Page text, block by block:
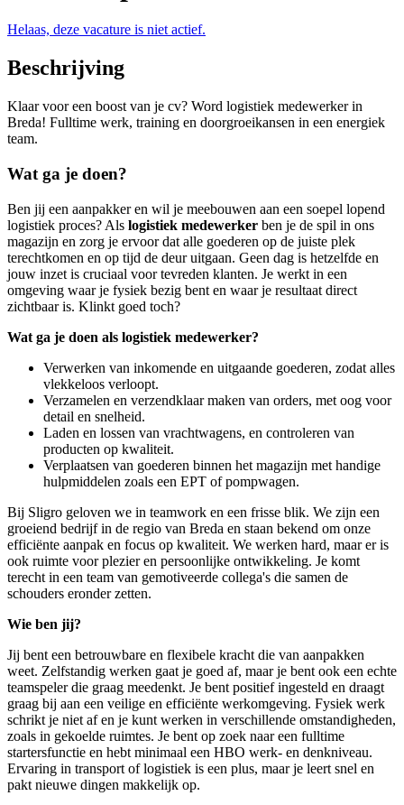
Helaas, deze vacature is niet actief.
Beschrijving
Klaar voor een boost van je cv? Word logistiek medewerker in
Breda! Fulltime werk, training en doorgroeikansen in een energiek
team.
Wat ga je doen?
Ben jij een aanpakker en wil je meebouwen aan een soepel lopend
logistiek proces? Als logistiek medewerker ben je de spil in ons
magazijn en zorg je ervoor dat alle goederen op de juiste plek
terechtkomen en op tijd de deur uitgaan. Geen dag is hetzelfde en
jouw inzet is cruciaal voor tevreden klanten. Je werkt in een
omgeving waar je fysiek bezig bent en waar je resultaat direct
zichtbaar is. Klinkt goed toch?
Wat ga je doen als logistiek medewerker?
Verwerken van inkomende en uitgaande goederen, zodat alles
vlekkeloos verloopt.
Verzamelen en verzendklaar maken van orders, met oog voor
detail en snelheid.
Laden en lossen van vrachtwagens, en controleren van
producten op kwaliteit.
Verplaatsen van goederen binnen het magazijn met handige
hulpmiddelen zoals een EPT of pompwagen.
Bij Sligro geloven we in teamwork en een frisse blik. We zijn een
groeiend bedrijf in de regio van Breda en staan bekend om onze
efficiënte aanpak en focus op kwaliteit. We werken hard, maar er is
ook ruimte voor plezier en persoonlijke ontwikkeling. Je komt
terecht in een team van gemotiveerde collega's die samen de
schouders eronder zetten.
Wie ben jij?
Jij bent een betrouwbare en flexibele kracht die van aanpakken
weet. Zelfstandig werken gaat je goed af, maar je bent ook een echte
teamspeler die graag meedenkt. Je bent positief ingesteld en draagt
graag bij aan een veilige en efficiënte werkomgeving. Fysiek werk
schrikt je niet af en je kunt werken in verschillende omstandigheden,
zoals in gekoelde ruimtes. Je bent op zoek naar een fulltime
startersfunctie en hebt minimaal een HBO werk- en denkniveau.
Ervaring in transport of logistiek is een plus, maar je leert snel en
pakt nieuwe dingen makkelijk op.